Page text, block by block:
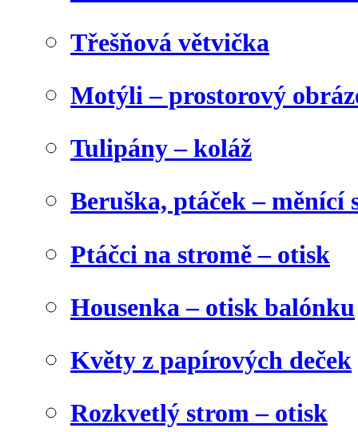
Třešňová větvička
Motýli – prostorový
Tulipány – koláž
Beruška, ptáček – měnící
Ptáčci na stromě – otisk
Housenka – otisk balónku
Květy z papírových deček
Rozkvetlý strom – otisk